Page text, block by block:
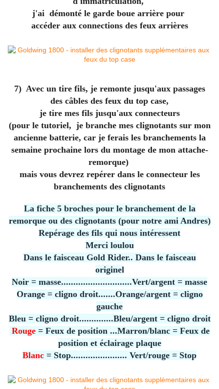
j'ai démonté le garde boue arrière pour
accéder aux connections des feux arrières
7) Avec un tire fils, je remonte jusqu'aux passages
des câbles des feux du top case,
je tire mes fils jusqu'aux connecteurs
(pour le tutoriel, je branche mes clignotants sur mon
ancienne batterie, car je ferais les branchements la
semaine prochaine lors du montage de mon attache-
remorque)
mais vous devrez repérer dans le connecteur les
branchements des clignotants
La fiche 5 broches pour le branchement de la
remorque ou des clignotants (pour notre ami Andres)
Repérage des fils qui nous intéressent
Merci loulou
Dans le faisceau Gold Rider.. Dans le faisceau
originel
Noir = masse.............................Vert/argent = masse
Orange = cligno droit.......Orange/argent = cligno
gauche
Bleu = cligno droit..............Bleu/argent = cligno droit
Rouge = Feux de position ...Marron/blanc = Feux de
position et éclairage plaque
Blanc = Stop....................... Vert/rouge = Stop